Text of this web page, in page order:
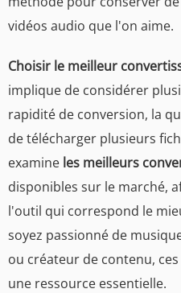
vidéos audio que l'on aime.
Choisir le meilleur
implique de considérer
rapidité de conversion, la
de télécharger plusieurs
examine les meilleurs
disponibles sur le marché,
l'outil qui correspond le
soyez passionné de
ou créateur de contenu,
une ressource essentielle.